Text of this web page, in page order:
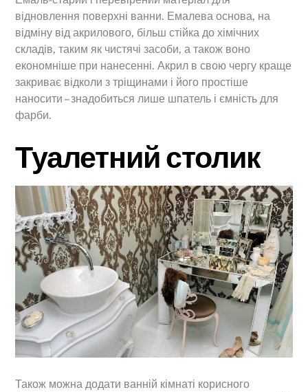
відновлення поверхні ванни. Емалева основа, на
відміну від акрилового, більш стійка до хімічних
складів, таким як чистячі засоби, а також воно
економніше при нанесенні. Акрил в свою чергу краще
закриває відколи з тріщинами і його простіше
наносити – знадобиться лише шпатель і ємність для
фарби.
Туалетний столик
Також можна додати ванній кімнаті корисного